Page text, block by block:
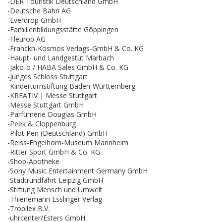
-Deutsche Bahn AG
-Everdrop GmbH
-Familienbildungsstätte Göppingen
-Fleurop AG
-Franckh-Kosmos Verlags-GmbH & Co. KG
-Haupt- und Landgestüt Marbach
-Jako-o / HABA Sales GmbH & Co. KG
-Junges Schloss Stuttgart
-Kinderturnstiftung Baden-Württemberg
-KREATIV | Messe Stuttgart
-Messe Stuttgart GmbH
-Parfümerie Douglas GmbH
-Peek & Cloppenburg
-Pilot Pen (Deutschland) GmbH
-Reiss-Engelhorn-Museum Mannheim
-Ritter Sport GmbH & Co. KG
-Shop-Apotheke
-Sony Music Entertainment Germany GmbH
-Stadtrundfahrt Leipzig GmbH
-Stiftung Mensch und Umwelt
-Thienemann Esslinger Verlag
-Tropilex B.V.
-uhrcenter/Esters GmbH